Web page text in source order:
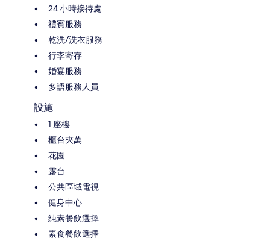
24 小時接待處
禮賓服務
乾洗/洗衣服務
行李寄存
婚宴服務
多語服務人員
設施
1 座樓
櫃台夾萬
花園
露台
公共區域電視
健身中心
純素餐飲選擇
素食餐飲選擇